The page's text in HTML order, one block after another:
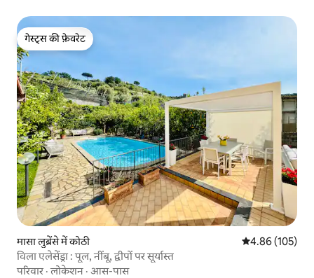
गेस्ट्स की फ़ेवरेट
गेस्ट्स की फ़ेवरेट
मासा लुब्रेंसे में कोठी औसत रेटिंग 5 में से
4.86 (105)
विला एलेसेंड्रा : पूल, नींबू, द्वीपों पर सूर्यास्त
परिवार ·लोकेशन · आस-पास